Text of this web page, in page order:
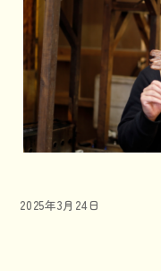
投
2025年3月24日